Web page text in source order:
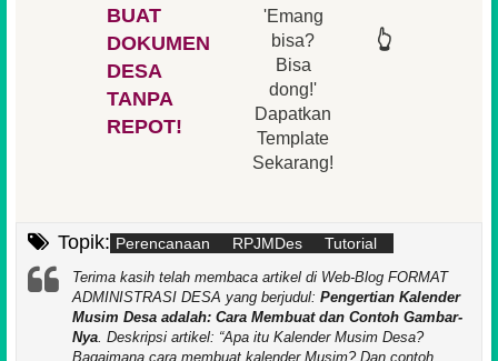
BUAT
DOKUMEN
DESA
TANPA
REPOT!
'Emang
bisa?
Bisa
dong!'
Dapatkan
Template
Sekarang!
👆
Topik: Perencanaan RPJMDes Tutorial
Terima kasih telah membaca artikel di Web-Blog FORMAT
ADMINISTRASI DESA yang berjudul: Pengertian Kalender
Musim Desa adalah: Cara Membuat dan Contoh Gambar-
Nya. Deskripsi artikel: Apa itu Kalender Musim Desa?
Bagaimana cara membuat kalender Musim? Dan contoh